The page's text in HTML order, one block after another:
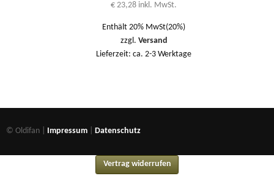
€ 23,28 inkl. MwSt.
Enthält 20% MwSt(20%)
zzgl. Versand
Lieferzeit: ca. 2-3 Werktage
© Oldifan | Impressum Datenschutz
Vertrag widerrufen